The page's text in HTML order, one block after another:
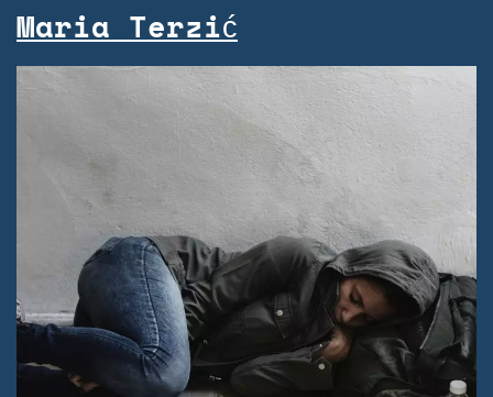
Maria Terzić